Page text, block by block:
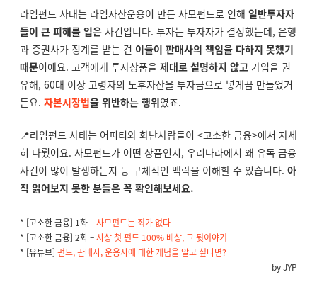
라임펀드 사태는 라임자산운용이 만든 사모펀드로 인해 일반투자자
들이 큰 피해를 입은 사건입니다. 투자는 투자자가 결정했는데, 은행
과 증권사가 징계를 받는 건 이들이 판매사의 책임을 다하지 못했기
때문이에요. 고객에게 투자상품을 제대로 설명하지 않고 가입을 권
유해, 60대 이상 고령자의 노후자산을 투자금으로 넣게끔 만들었거
든요. 자본시장법을 위반하는 행위였죠.
📍라임펀드 사태는 어피티와 화난사람들이 <고소한 금융>에서 자세
히 다뤘어요. 사모펀드가 어떤 상품인지, 우리나라에서 왜 유독 금융
사건이 많이 발생하는지 등 구체적인 맥락을 이해할 수 있습니다. 아
직 읽어보지 못한 분들은 꼭 확인해보세요.
* [고소한 금융] 1화 –사모펀드는 죄가 없다
* [고소한 금융] 2화 –사상 첫 펀드 100% 배상, 그 뒷이야기
* [유튜브] 펀드, 판매사, 운용사에 대한 개념을 알고 싶다면?
by JYP